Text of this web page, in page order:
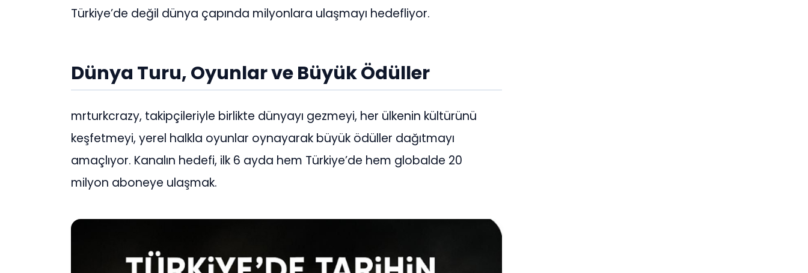
Türkiye’de değil dünya çapında milyonlara ulaşmayı hedefliyor.
Dünya Turu, Oyunlar ve Büyük Ödüller
mrturkcrazy, takipçileriyle birlikte dünyayı gezmeyi, her ülkenin kültürünü
keşfetmeyi, yerel halkla oyunlar oynayarak büyük ödüller dağıtmayı
amaçlıyor. Kanalın hedefi, ilk 6 ayda hem Türkiye’de hem globalde 20
milyon aboneye ulaşmak.